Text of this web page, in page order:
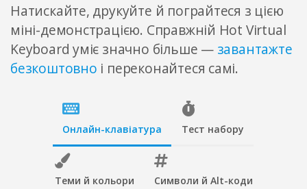
Натискайте, друкуйте й пограйтеся з цією
міні-демонстрацією. Справжній Hot Virtual
Keyboard уміє значно більше — завантажте
безкоштовно і переконайтеся самі.
Онлайн-клавіатура Тест набору
Теми й кольори Символи й Alt-коди